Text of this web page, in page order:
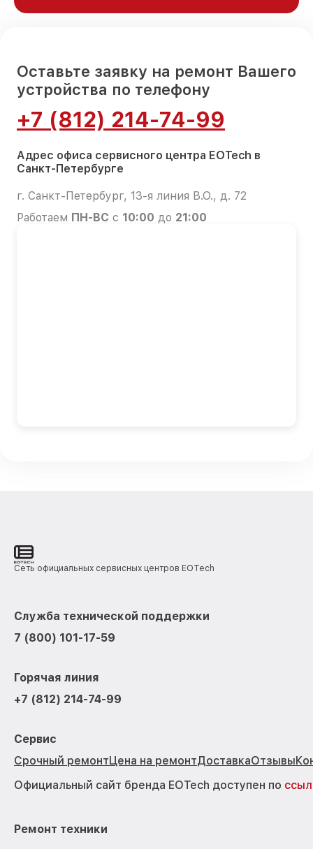
Оставьте заявку на ремонт Вашего
устройства по телефону
+7 (812) 214-74-99
Адрес офиса сервисного центра EOTech в
Санкт-Петербурге
г. Санкт-Петербург, 13-я линия В.О., д. 72
Работаем ПН-ВС с 10:00 до 21:00
Сеть официальных сервисных центров EOTech
Служба технической поддержки
7 (800) 101-17-59
Горячая линия
+7 (812) 214-74-99
Сервис
Срочный ремонтЦена на ремонтДоставкаОтзывы
Официальный сайт бренда EOTech доступен по
Ремонт техники